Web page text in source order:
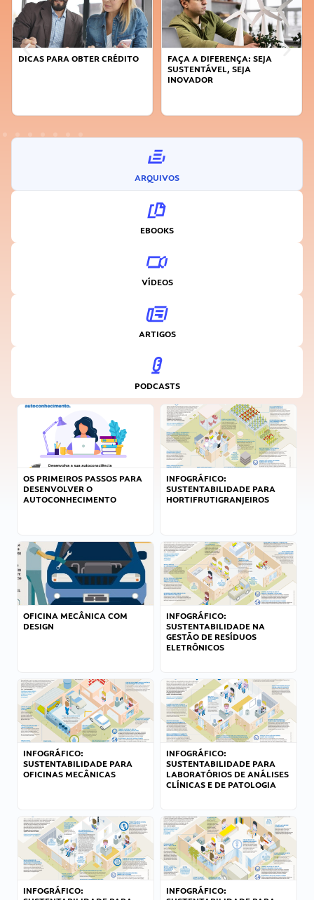
DICAS PARA OBTER CRÉDITO
FAÇA A DIFERENÇA: SEJA
SUSTENTÁVEL, SEJA
INOVADOR
ARQUIVOS
EBOOKS
VÍDEOS
ARTIGOS
PODCASTS
OS PRIMEIROS PASSOS PARA
DESENVOLVER O
AUTOCONHECIMENTO
INFOGRÁFICO:
SUSTENTABILIDADE PARA
HORTIFRUTIGRANJEIROS
OFICINA MECÂNICA COM
DESIGN
INFOGRÁFICO:
SUSTENTABILIDADE NA
GESTÃO DE RESÍDUOS
ELETRÔNICOS
INFOGRÁFICO:
SUSTENTABILIDADE PARA
OFICINAS MECÂNICAS
INFOGRÁFICO:
SUSTENTABILIDADE PARA
LABORATÓRIOS DE ANÁLISES
CLÍNICAS E DE PATOLOGIA
INFOGRÁFICO:
INFOGRÁFICO: